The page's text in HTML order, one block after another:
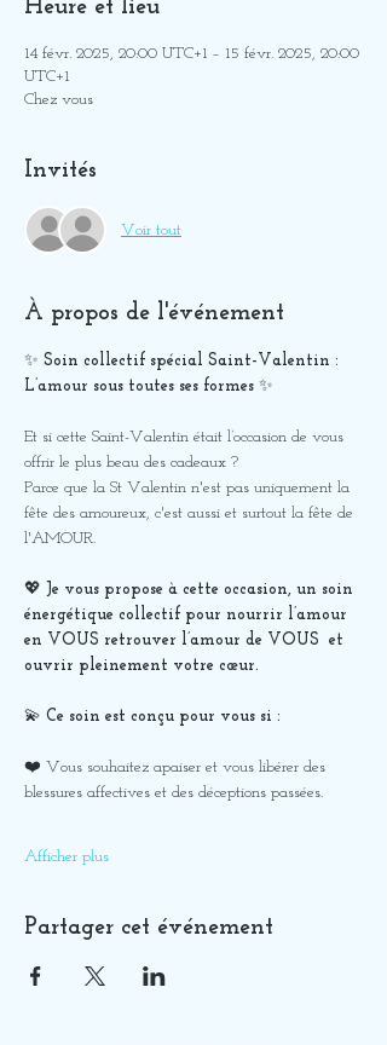
Heure et lieu
14 févr. 2025, 20:00 UTC+1 – 15 févr. 2025, 20:00
UTC+1
Chez vous
Invités
Voir tout
À propos de l'événement
✨ Soin collectif spécial Saint-Valentin :
L’amour sous toutes ses formes ✨
Et si cette Saint-Valentin était l’occasion de vous
offrir le plus beau des cadeaux ?
Parce que la St Valentin n'est pas uniquement la
fête des amoureux, c'est aussi et surtout la fête de
l'AMOUR.
💖 Je vous propose à cette occasion, un soin
énergétique collectif pour nourrir l’amour
en VOUS retrouver l’amour de VOUS  et
ouvrir pleinement votre cœur.
💫 Ce soin est conçu pour vous si :
❤️ Vous souhaitez apaiser et vous libérer des
blessures affectives et des déceptions passées.
Afficher plus
Partager cet événement